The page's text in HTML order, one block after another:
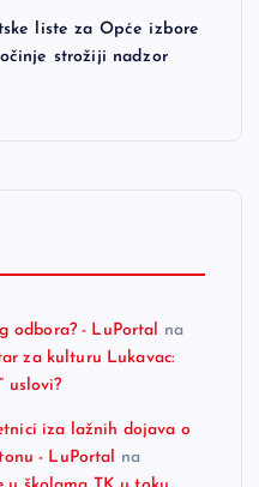
liste za Opće izbore
strožiji nadzor
odbora? - LuPortal na
za kulturu Lukavac:
uslovi?
iza lažnih dojava o
- LuPortal na